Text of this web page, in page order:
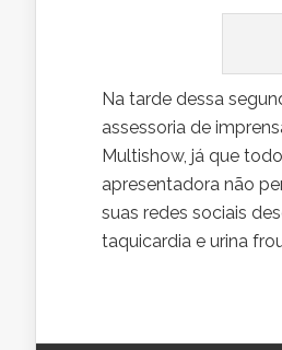
Na tarde dessa
assessoria de
Multishow, já que
apresentadora não
suas redes sociais
taquicardia e urina